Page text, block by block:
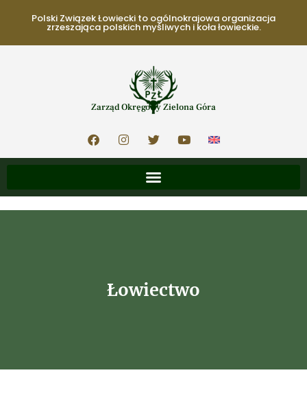
Polski Związek Łowiecki to ogólnokrajowa organizacja
zrzeszająca polskich myśliwych i koła łowieckie.
Zarząd Okręgowy Zielona Góra
Łowiectwo